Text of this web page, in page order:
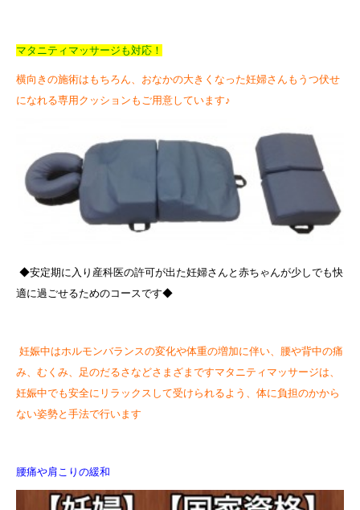
マタニティマッサージも対応！
横向きの施術はもちろん、おなかの大きくなった妊婦さんもうつ伏せ
になれる専用クッションもご用意しています♪
◆安定期に入り産科医の許可が出た妊婦さんと赤ちゃんが少しでも快
適に過ごせるためのコースです◆
妊娠中はホルモンバランスの変化や体重の増加に伴い、腰や背中の痛
み、むくみ、足のだるさなどさまざまですマタニティマッサージは、
妊娠中でも安全にリラックスして受けられるよう、体に負担のかから
ない姿勢と手法で行います
腰痛や肩こりの緩和